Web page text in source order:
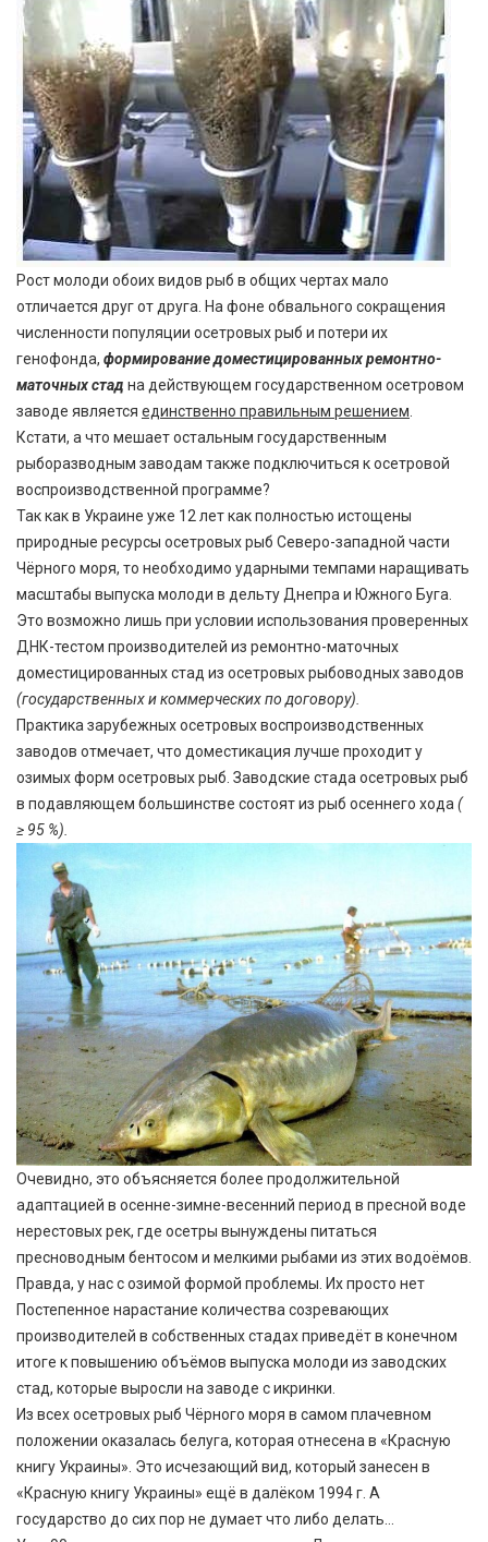
Рост молоди обоих видов рыб в общих чертах мало
отличается друг от друга. На фоне обвального сокращения
численности популяции осетровых рыб и потери их
генофонда, формирование доместицированных ремонтно-
маточных стад на действующем государственном осетровом
заводе является единственно правильным решением
Кстати, а что мешает остальным государственным
рыборазводным заводам также подключиться к осетровой
воспроизводственной программе?
Так как в Украине уже 12 лет как полностью истощены
природные ресурсы осетровых рыб Северо-западной части
Чёрного моря, то необходимо ударными темпами наращивать
масштабы выпуска молоди в дельту Днепра и Южного Буга.
Это возможно лишь при условии использования проверенных
ДНК-тестом производителей из ремонтно-маточных
доместицированных стад из осетровых рыбоводных заводов
(государственных и коммерческих по договору).
Практика зарубежных осетровых воспроизводственных
заводов отмечает, что доместикация лучше проходит у
озимых форм осетровых рыб. Заводские стада осетровых рыб
в подавляющем большинстве состоят из рыб осеннего хода (
≥ 95 %).
Очевидно, это объясняется более продолжительной
адаптацией в осенне-зимне-весенний период в пресной воде
нерестовых рек, где осетры вынуждены питаться
пресноводным бентосом и мелкими рыбами из этих водоёмов.
Правда, у нас с озимой формой проблемы. Их просто нет
Постепенное нарастание количества созревающих
производителей в собственных стадах приведёт в конечном
итоге к повышению объёмов выпуска молоди из заводских
стад, которые выросли на заводе с икринки.
Из всех осетровых рыб Чёрного моря в самом плачевном
положении оказалась белуга, которая отнесена в «Красную
книгу Украины». Это исчезающий вид, который занесен в
«Красную книгу Украины» ещё в далёком 1994 г. А
государство до сих пор не думает что либо делать…